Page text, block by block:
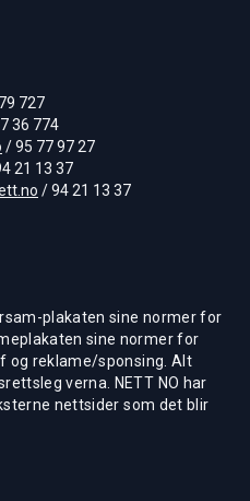
727
36 774
/ 95 77 97 27
21 13 37
/ 94 21 13 37
plakaten sine normer for
sine normer for
og reklame/sponsing. Alt
verna. NETT NO har
nettsider som det blir